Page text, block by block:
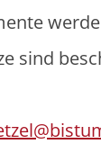
sind